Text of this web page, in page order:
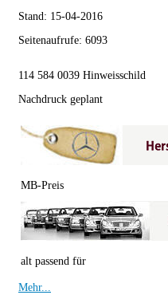
Stand: 15-04-2016
Seitenaufrufe: 6093
114 584 0039 Hinweisschild
Nachdruck geplant
MB-Preis
alt passend für
Mehr...